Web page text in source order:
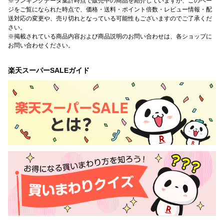
ジをご覧になられた時点で、価格・送料・ポイント倍数・レビュー情報・配
送対応の変更や、売り切れとなっている可能性もございますのでご了承くだ
さい。
※掲載されている商品内容および商品説明のお問い合わせは、各ショップに
お問い合わせください。
楽天スーパーSALEガイド